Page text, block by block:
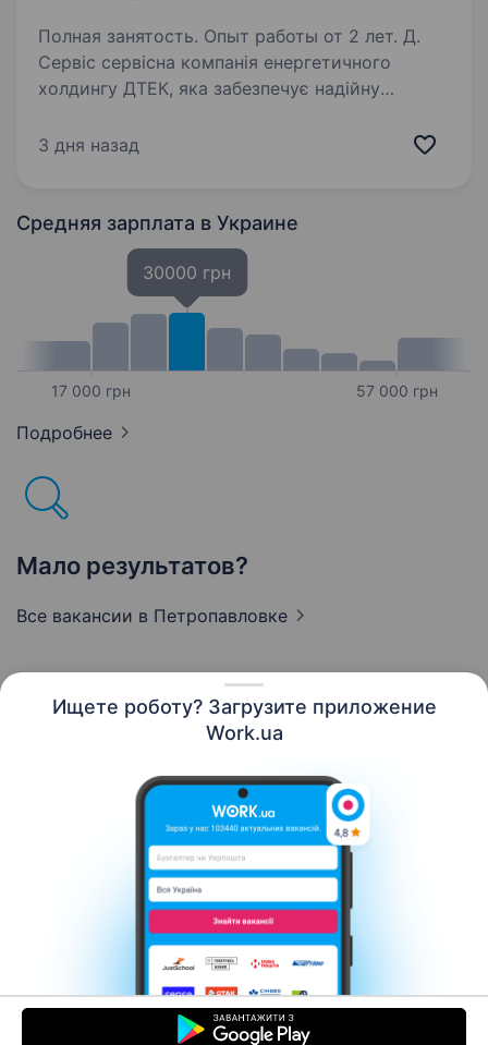
Ищете роботу? Загрузите приложение
Work.ua
Полная занятость. Опыт работы от 2 лет. Д.
Сервіс сервісна компанія енергетичного
холдингу ДТЕК, яка забезпечує надійну
ми створюємо комфортне, ефективне
3 дня назад
Средняя зарплата в Украине
17 000 грн
30000 грн
57 000 грн
Подробнее
Мало результатов?
Все вакансии в Петропавловке
Контакты О нас
Карьера
Новости Work.ua
Помощь
Условия использования